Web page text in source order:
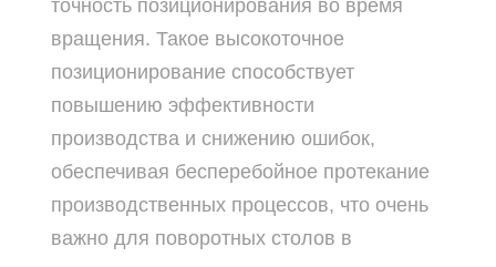
точность позиционирования во время
вращения. Такое высокоточное
позиционирование способствует
повышению эффективности
производства и снижению ошибок,
обеспечивая бесперебойное протекание
производственных процессов, что очень
важно для поворотных столов в